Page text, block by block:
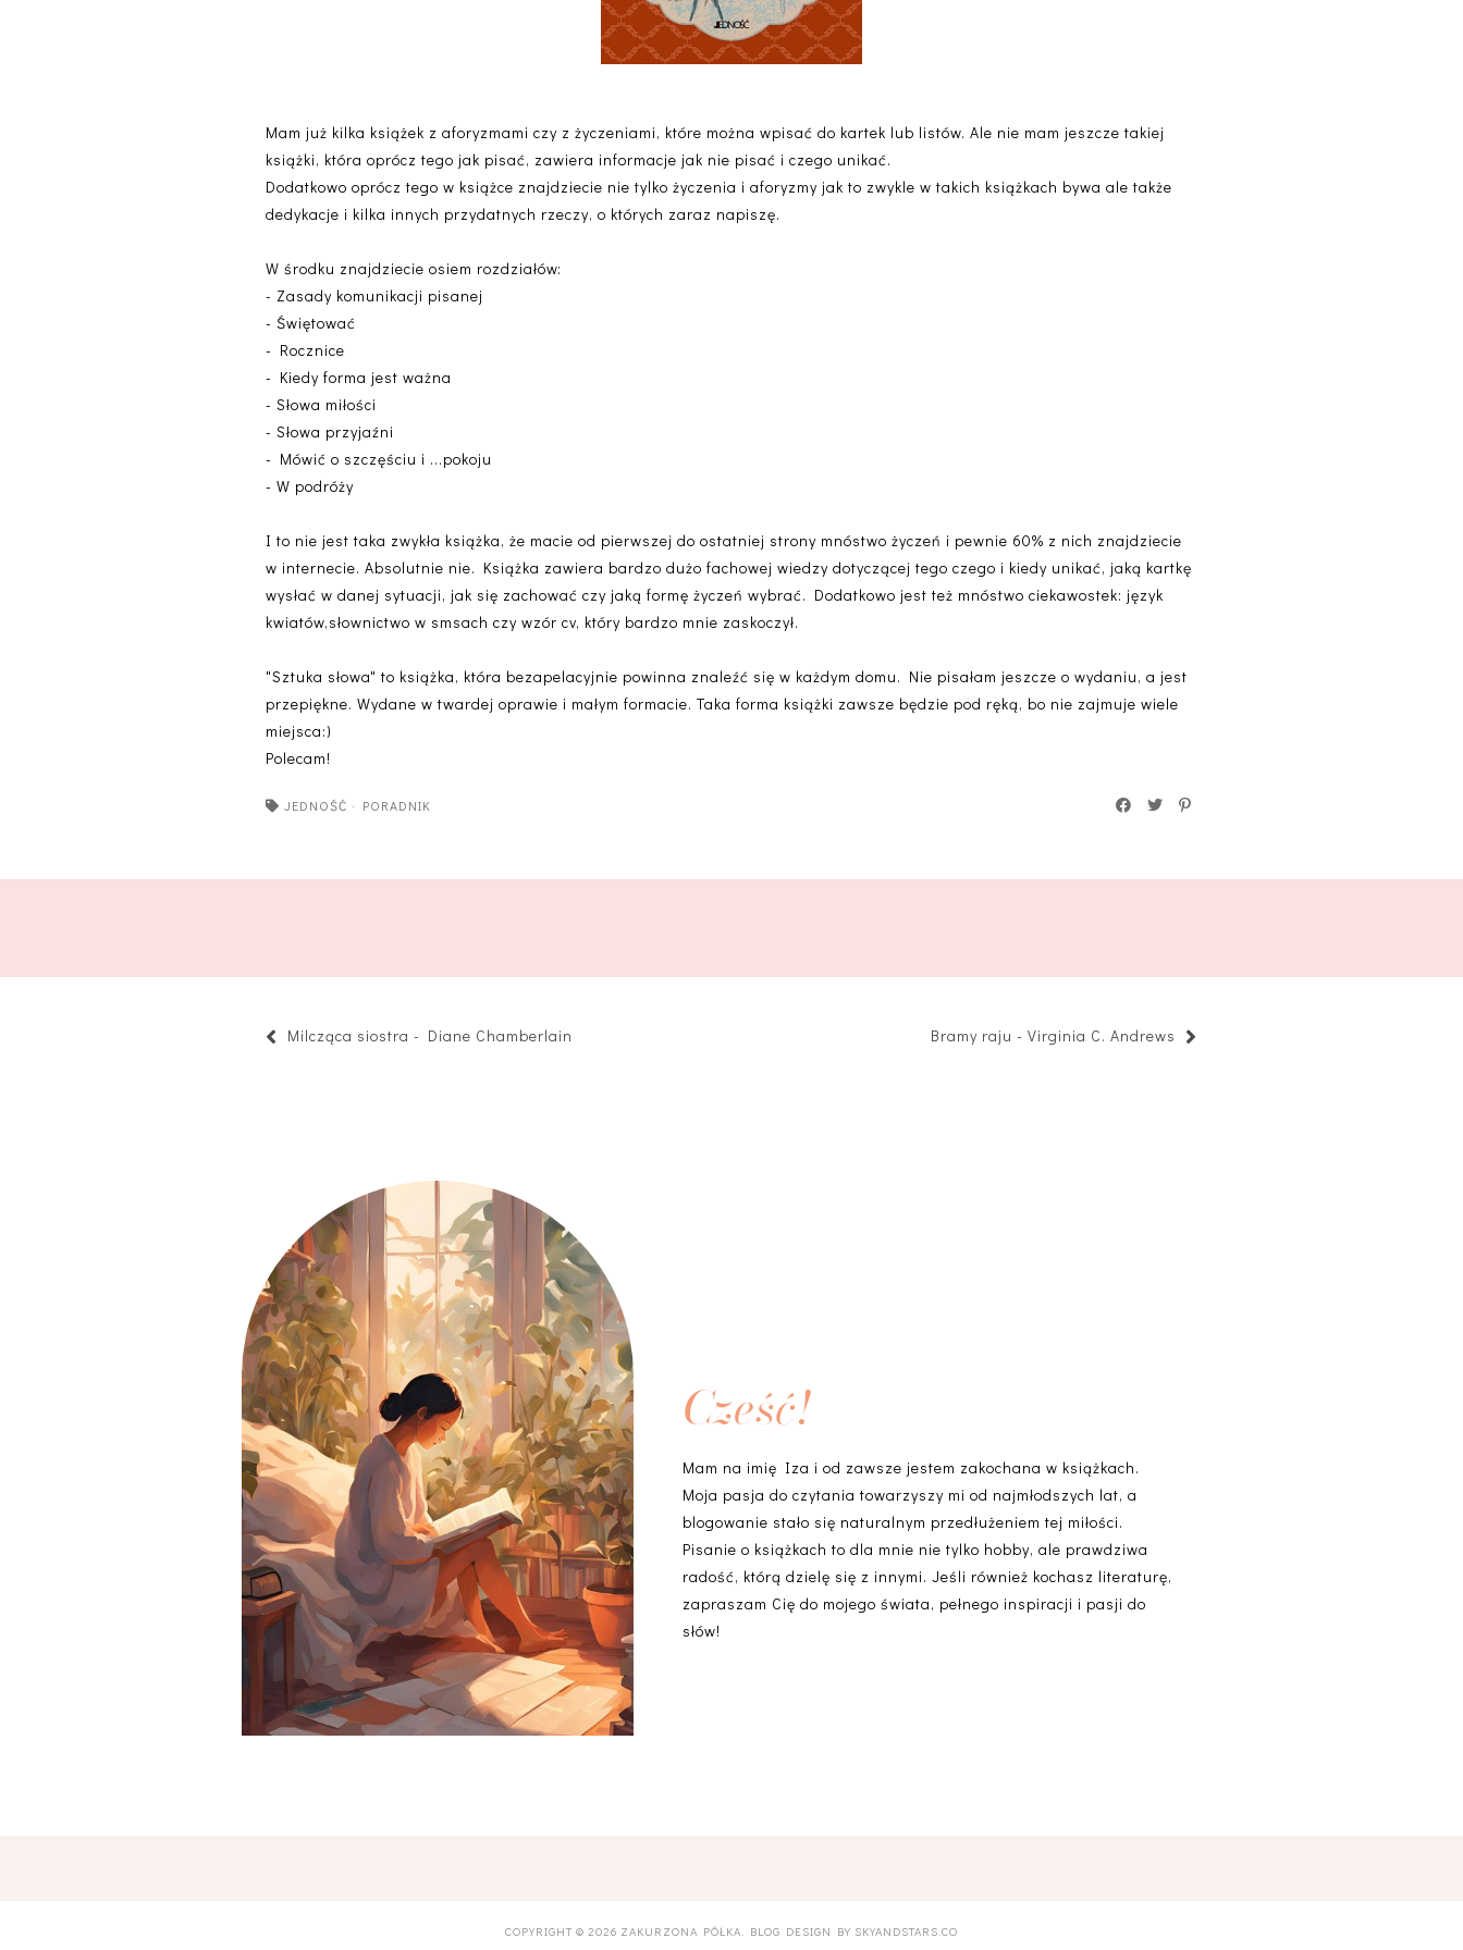
Mam już kilka książek z aforyzmami czy z życzeniami, które można wpisać do kartek lub listów. Ale nie mam jeszcze takiej
książki, która oprócz tego jak pisać, zawiera informacje jak nie pisać i czego unikać.
Dodatkowo oprócz tego w książce znajdziecie nie tylko życzenia i aforyzmy jak to zwykle w takich książkach bywa ale także
dedykacje i kilka innych przydatnych rzeczy, o których zaraz napiszę.
W środku znajdziecie osiem rozdziałów:
- Zasady komunikacji pisanej
- Świętować
- Rocznice
- Kiedy forma jest ważna
- Słowa miłości
- Słowa przyjaźni
- Mówić o szczęściu i ...pokoju
- W podróży
I to nie jest taka zwykła książka, że macie od pierwszej do ostatniej strony mnóstwo życzeń i pewnie 60% z nich znajdziecie
w internecie. Absolutnie nie. Książka zawiera bardzo dużo fachowej wiedzy dotyczącej tego czego i kiedy unikać, jaką kartkę
wysłać w danej sytuacji, jak się zachować czy jaką formę życzeń wybrać. Dodatkowo jest też mnóstwo ciekawostek: język
kwiatów,słownictwo w smsach czy wzór cv, który bardzo mnie zaskoczył.
"Sztuka słowa" to książka, która bezapelacyjnie powinna znaleźć się w każdym domu. Nie pisałam jeszcze o wydaniu, a jest
przepiękne. Wydane w twardej oprawie i małym formacie. Taka forma książki zawsze będzie pod ręką, bo nie zajmuje wiele
miejsca:)
Polecam!
JEDNOŚĆ · PORADNIK
Milcząca siostra - Diane Chamberlain Bramy raju - Virginia C. Andrews
Cześć!
Mam na imię Iza i od zawsze jestem zakochana w książkach.
Moja pasja do czytania towarzyszy mi od najmłodszych lat, a
blogowanie stało się naturalnym przedłużeniem tej miłości.
Pisanie o książkach to dla mnie nie tylko hobby, ale prawdziwa
radość, którą dzielę się z innymi. Jeśli również kochasz literaturę,
zapraszam Cię do mojego świata, pełnego inspiracji i pasji do
słów!
COPYRIGHT © 2026 ZAKURZONA PÓŁKA . BLOG DESIGN BY SKYANDSTARS.CO